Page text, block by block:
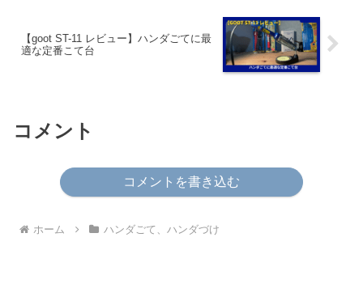
【goot ST-11 レビュー】ハンダごてに最
適な定番こて台
コメント
コメントを書き込む
ホーム ハンダごて、ハンダづけ